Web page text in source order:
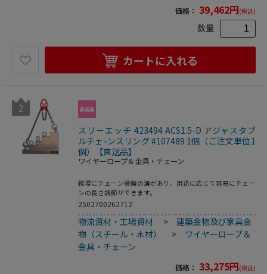
価格： 39,462円(税込)
数量
カートに入れる
2
スリーエッチ 423494 ACS1.5-D アジャスタブ
ルチェ-ンスリング #107489 1個（ご注文単位1
個）【直送品】
ワイヤーロープ＆金具・チェーン
親環にチェーン装備の溝があり、用途に応じて容易にチェー
ンの長さ調節ができます。
2502700262712
物流資材・工場資材 >建築金物及び家具金
物（スチール・木材）
> ワイヤーロープ＆
金具・チェーン
価格： 33,275円(税込)